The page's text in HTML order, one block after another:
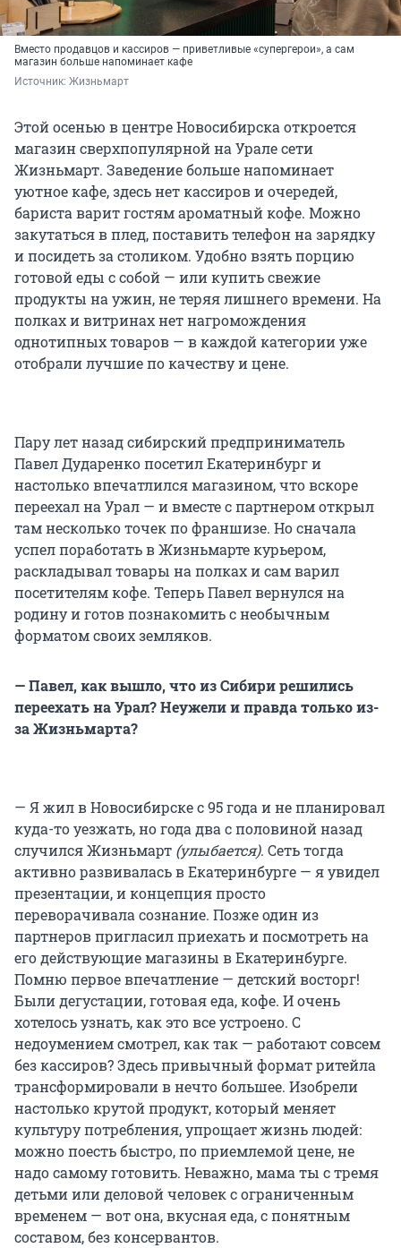
Вместо продавцов и кассиров — приветливые «супергерои», а сам
магазин больше напоминает кафе
Источник: Жизньмарт
Этой осенью в центре Новосибирска откроется
магазин сверхпопулярной на Урале сети
Жизньмарт. Заведение больше напоминает
уютное кафе, здесь нет кассиров и очередей,
бариста варит гостям ароматный кофе. Можно
закутаться в плед, поставить телефон на зарядку
и посидеть за столиком. Удобно взять порцию
готовой еды с собой — или купить свежие
продукты на ужин, не теряя лишнего времени. На
полках и витринах нет нагромождения
однотипных товаров — в каждой категории уже
отобрали лучшие по качеству и цене.
Пару лет назад сибирский предприниматель
Павел Дударенко посетил Екатеринбург и
настолько впечатлился магазином, что вскоре
переехал на Урал — и вместе с партнером открыл
там несколько точек по франшизе. Но сначала
успел поработать в Жизньмарте курьером,
раскладывал товары на полках и сам варил
посетителям кофе. Теперь Павел вернулся на
родину и готов познакомить с необычным
форматом своих земляков.
— Павел, как вышло, что из Сибири решились
переехать на Урал? Неужели и правда только из-
за Жизньмарта?
— Я жил в Новосибирске с 95 года и не планировал
куда-то уезжать, но года два с половиной назад
случился Жизньмарт (улыбается). Сеть тогда
активно развивалась в Екатеринбурге — я увидел
презентации, и концепция просто
переворачивала сознание. Позже один из
партнеров пригласил приехать и посмотреть на
его действующие магазины в Екатеринбурге.
Помню первое впечатление — детский восторг!
Были дегустации, готовая еда, кофе. И очень
хотелось узнать, как это все устроено. С
недоумением смотрел, как так — работают совсем
без кассиров? Здесь привычный формат ритейла
трансформировали в нечто большее. Изобрели
настолько крутой продукт, который меняет
культуру потребления, упрощает жизнь людей:
можно поесть быстро, по приемлемой цене, не
надо самому готовить. Неважно, мама ты с тремя
детьми или деловой человек с ограниченным
временем — вот она, вкусная еда, с понятным
составом, без консервантов.